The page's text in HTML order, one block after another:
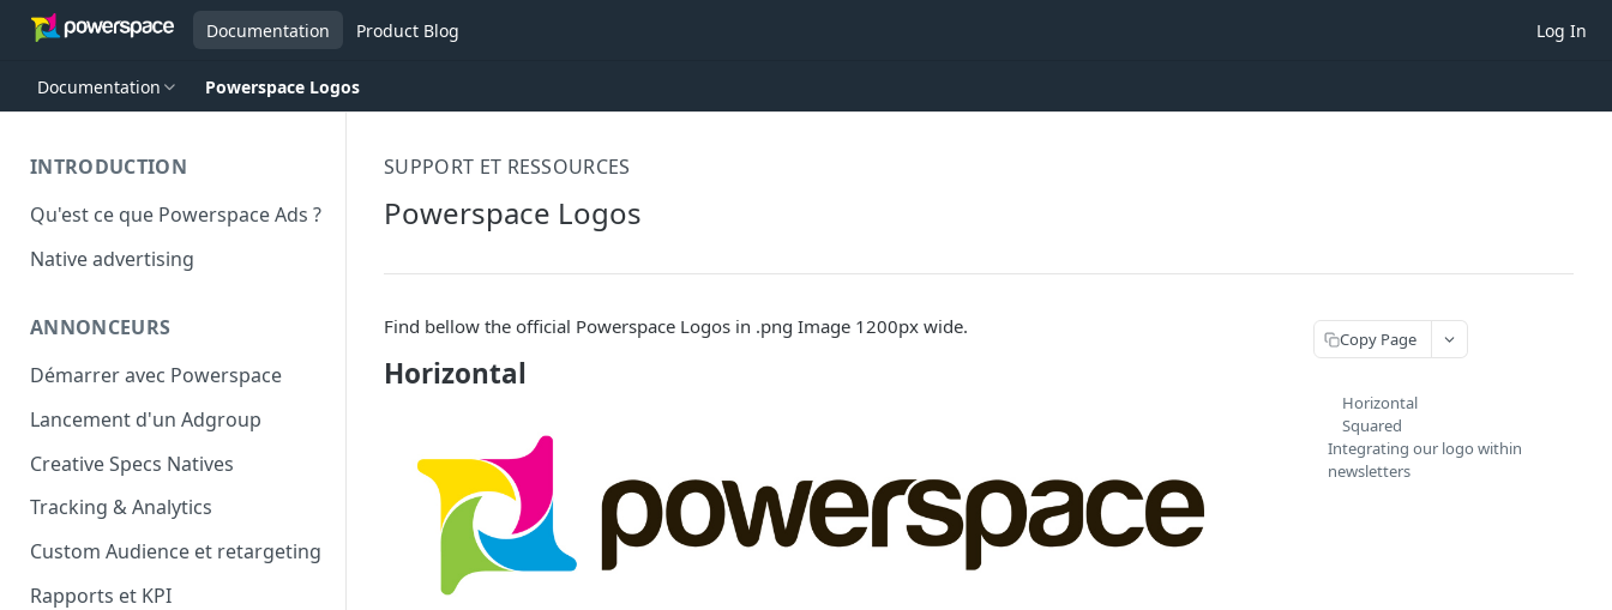
Documentation Product Blog Log In
Documentation Powerspace Logos
INTRODUCTION
Qu'est ce que Powerspace Ads ?
Native advertising
ANNONCEURS
Démarrer avec Powerspace
Lancement d'un Adgroup
Creative Specs Natives
Tracking & Analytics
Custom Audience et retargeting
Rapports et KPI
SUPPORT ET RESSOURCES
Powerspace Logos
Find bellow the official Powerspace Logos in .png Image 1200px wide.
Horizontal
Copy Page
Horizontal
Squared
Integrating our logo within
newsletters